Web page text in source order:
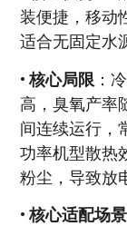
装便捷，移动
适合无固定水
•核心局限 ：
高，臭氧产率
间连续运行，
功率机型散热
粉尘，导致放
•核心适配场景